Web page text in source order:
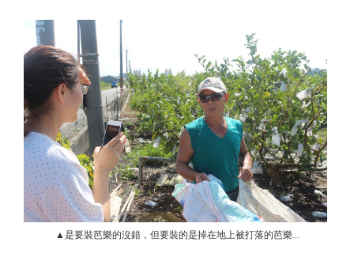
▲是要裝芭樂的沒錯，但要裝的是掉在地上被打落的芭樂...